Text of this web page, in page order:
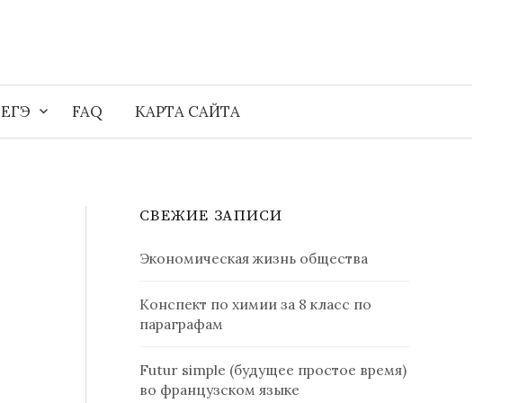
ЕГЭ FAQ КАРТА САЙТА
Найти:
СВЕЖИЕ ЗАПИСИ
Экономическая жизнь общества
Конспект по химии за 8 класс по
параграфам
Futur simple (будущее простое время)
во французском языке